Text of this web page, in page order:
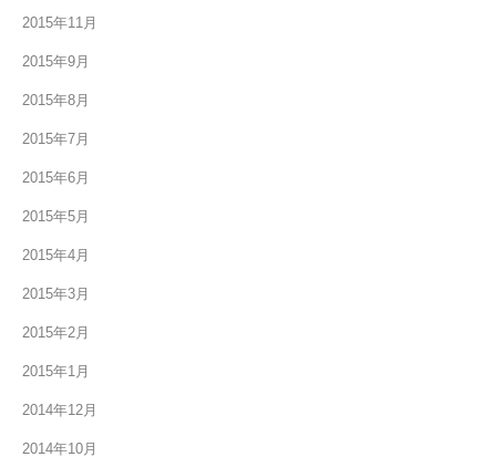
2015年11月
2015年9月
2015年8月
2015年7月
2015年6月
2015年5月
2015年4月
2015年3月
2015年2月
2015年1月
2014年12月
2014年10月